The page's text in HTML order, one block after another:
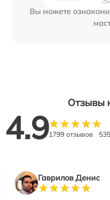
Вы можете
Отзывы
4.91799 отзывов
Гаврилов Денис